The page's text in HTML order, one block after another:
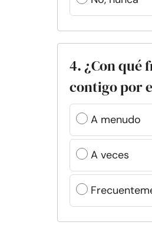
4. ¿Con qué
contigo por
A menudo
A veces